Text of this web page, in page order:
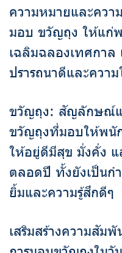
ความหมายและควา
มอบ ขวัญถุง ให้แก่พ
เฉลิมฉลองเทศกาล
ปรารถนาดีและควา
ขวัญถุง: สัญลักษณ์แ
ขวัญถุงที่มอบให้พนั
ให้อยู่ดีมีสุข มั่งคั่ง แ
ตลอดปี ทั้งยังเป็นก
ยิ้มและความรู้สึกดีๆ
เสริมสร้างความสัม